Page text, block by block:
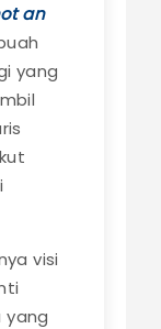
an
yang
visi
yang